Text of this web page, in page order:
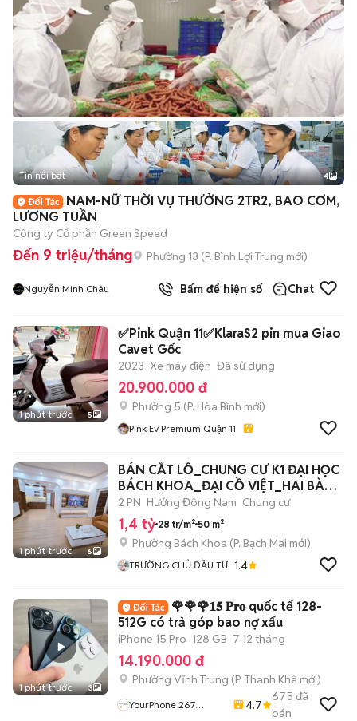
Tin nổi bật 4
NAM-NỮ THỜI VỤ THƯỞNG 2TR2, BAO CƠM,
LƯƠNG TUẦN
Công ty Cổ phần Green Speed
Đến 9 triệu/tháng Phường 13 (P. Bình Lợi Trung mới)
Nguyễn Minh Châu Bấm để hiện số Chat
1 phút trước 5
✅Pink Quận 11✅KlaraS2 pin mua Giao
Cavet Gốc
2023 Xe máy điện Đã sử dụng
20.900.000 đ
Phường 5 (P. Hòa Bình mới)
Pink Ev Premium Quận 11
1 phút trước 6
BÁN CẮT LỖ_CHUNG CƯ K1 ĐẠI HỌC
BÁCH KHOA_ĐẠI CỒ VIỆT_HAI BÀ
TRƯNG
2 PN Hướng Đông Nam Chung cư
1,4 tỷ 28 tr/m² 50 m²
Phường Bách Khoa (P. Bạch Mai mới)
TRƯỜNG CHỦ ĐẦU TƯ 1.4
1 phút trước 3
🌹🌹🌹𝟏𝟓 𝐏𝐫𝐨 quốc tế 128-
512G có trả góp bao nợ xấu
iPhone 15 Pro 128 GB 7-12 tháng
14.190.000 đ
Phường Vĩnh Trung (P. Thanh Khê mới)
YourPhone 267
4.7
675 đã
bán